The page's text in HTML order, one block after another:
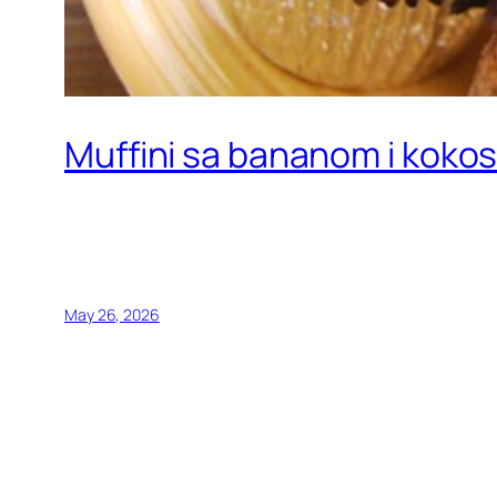
Muffini sa bananom i
May 26, 2026